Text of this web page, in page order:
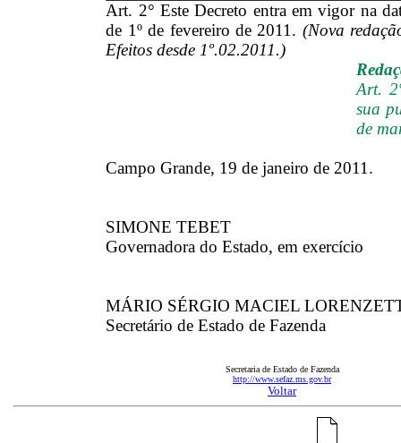
Art. 2° Este Decreto entra em vigor na
de 1º de fevereiro de 2011. (Nova
Efeitos desde 1º.02.2011.)
Art.
sua
de
Campo Grande, 19 de janeiro de 2011.
SIMONE TEBET
Governadora do Estado, em exercício
MÁRIO SÉRGIO MACIEL
Secretário de Estado de Fazenda
Secretaria de Estado de Fazenda
http://www.sefaz.ms.gov.br
Voltar